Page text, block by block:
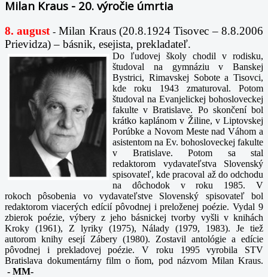
Milan Kraus - 20. výročie úmrtia
8. august -Milan Kraus (20.8.1924 Tisovec – 8.8.2006
Prievidza) – básnik, esejista, prekladateľ.
Do ľudovej školy chodil v rodisku,
študoval na gymnáziu v Banskej
Bystrici, Rimavskej Sobote a Tisovci,
kde roku 1943 zmaturoval. Potom
študoval na Evanjelickej bohosloveckej
fakulte v Bratislave. Po skončení bol
krátko kaplánom v Žiline, v Liptovskej
Porúbke a Novom Meste nad Váhom a
asistentom na Ev. bohosloveckej fakulte
v Bratislave. Potom sa stal
redaktorom vydavateľstva Slovenský
spisovateľ, kde pracoval až do odchodu
na dôchodok v roku 1985. V
rokoch pôsobenia vo vydavateľstve Slovenský spisovateľ bol
redaktorom viacerých edícií pôvodnej i preloženej poézie. Vydal 9
zbierok poézie, výbery z jeho básnickej tvorby vyšli v knihách
Kroky (1961), Z lyriky (1975), Nálady (1979, 1983). Je tiež
autorom knihy esejí Zábery (1980). Zostavil antológie a edície
pôvodnej i prekladovej poézie. V roku 1995 vyrobila STV
Bratislava dokumentárny film o ňom, pod názvom Milan Kraus.
- MM-